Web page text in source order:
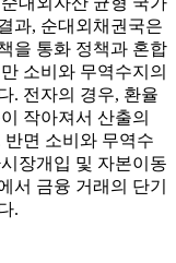
과, 순대외채권국은
을 통화 정책과 혼합
소비와 무역수지의
. 전자의 경우, 환율
작아져서 산출의
면 소비와 무역수
장개입 및 자본이동
서 금융 거래의 단기
.